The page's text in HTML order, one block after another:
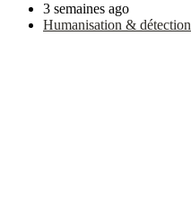
3 semaines ago
Humanisation & détection